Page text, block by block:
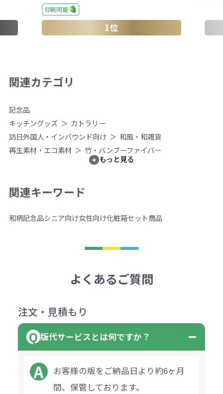
印刷可能
1位
関連カテゴリ
記念品
キッチングッズ
カトラリー
訪日外国人・インバウンド向け
和風・和雑貨
再生素材・エコ素材
竹・バンブーファイバー
もっと見る
関連キーワード
和柄記念品シニア向け女性向け化粧箱セット商品
よくあるご質問
注文・見積もり
版代サービスとは何ですか？
お客様の版をご納品日より約6ヶ月
間、保管しております。